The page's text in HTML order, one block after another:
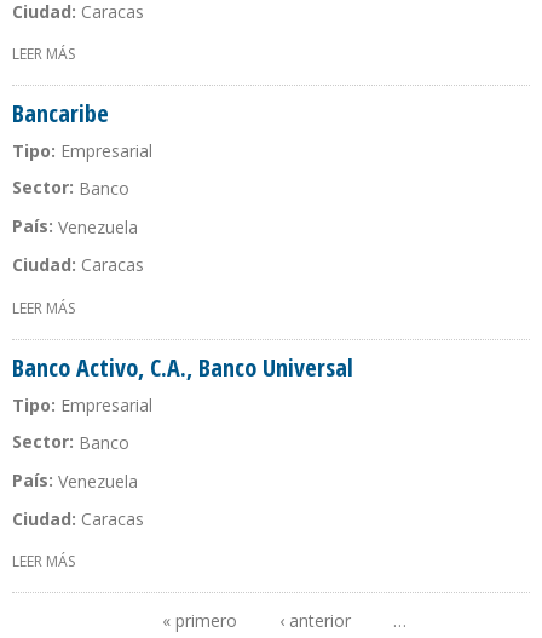
Ciudad: Caracas
LEER MÁS
Bancaribe
Tipo: Empresarial
Sector: Banco
País: Venezuela
Ciudad: Caracas
LEER MÁS
Banco Activo, C.A., Banco Universal
Tipo: Empresarial
Sector: Banco
País: Venezuela
Ciudad: Caracas
LEER MÁS
« primero ‹ anterior
…